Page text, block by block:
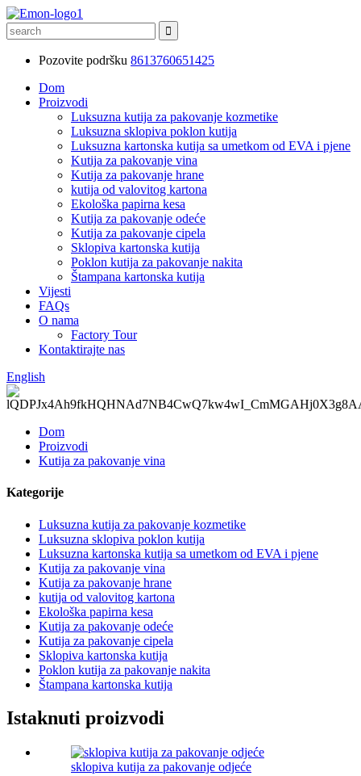
Pozovite podršku 8613760651425
Dom
Proizvodi
Luksuzna kutija za pakovanje kozmetike
Luksuzna sklopiva poklon kutija
Luksuzna kartonska kutija sa umetkom od EVA i pjene
Kutija za pakovanje vina
Kutija za pakovanje hrane
kutija od valovitog kartona
Ekološka papirna kesa
Kutija za pakovanje odeće
Kutija za pakovanje cipela
Sklopiva kartonska kutija
Poklon kutija za pakovanje nakita
Štampana kartonska kutija
Vijesti
FAQs
O nama
Factory Tour
Kontaktirajte nas
English
Dom
Proizvodi
Kutija za pakovanje vina
Kategorije
Luksuzna kutija za pakovanje kozmetike
Luksuzna sklopiva poklon kutija
Luksuzna kartonska kutija sa umetkom od EVA i pjene
Kutija za pakovanje vina
Kutija za pakovanje hrane
kutija od valovitog kartona
Ekološka papirna kesa
Kutija za pakovanje odeće
Kutija za pakovanje cipela
Sklopiva kartonska kutija
Poklon kutija za pakovanje nakita
Štampana kartonska kutija
Istaknuti proizvodi
sklopiva kutija za pakovanje odjeće